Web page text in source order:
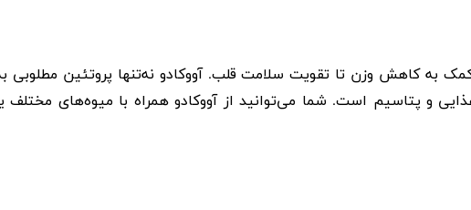
کمک به کاهش وزن تا تقویت سلامت قلب. آووکادو نه‌تنها پروتئین مطلوبی
و پتاسیم است. شما می‌توانید از آووکادو همراه با میوه‌های مختلف